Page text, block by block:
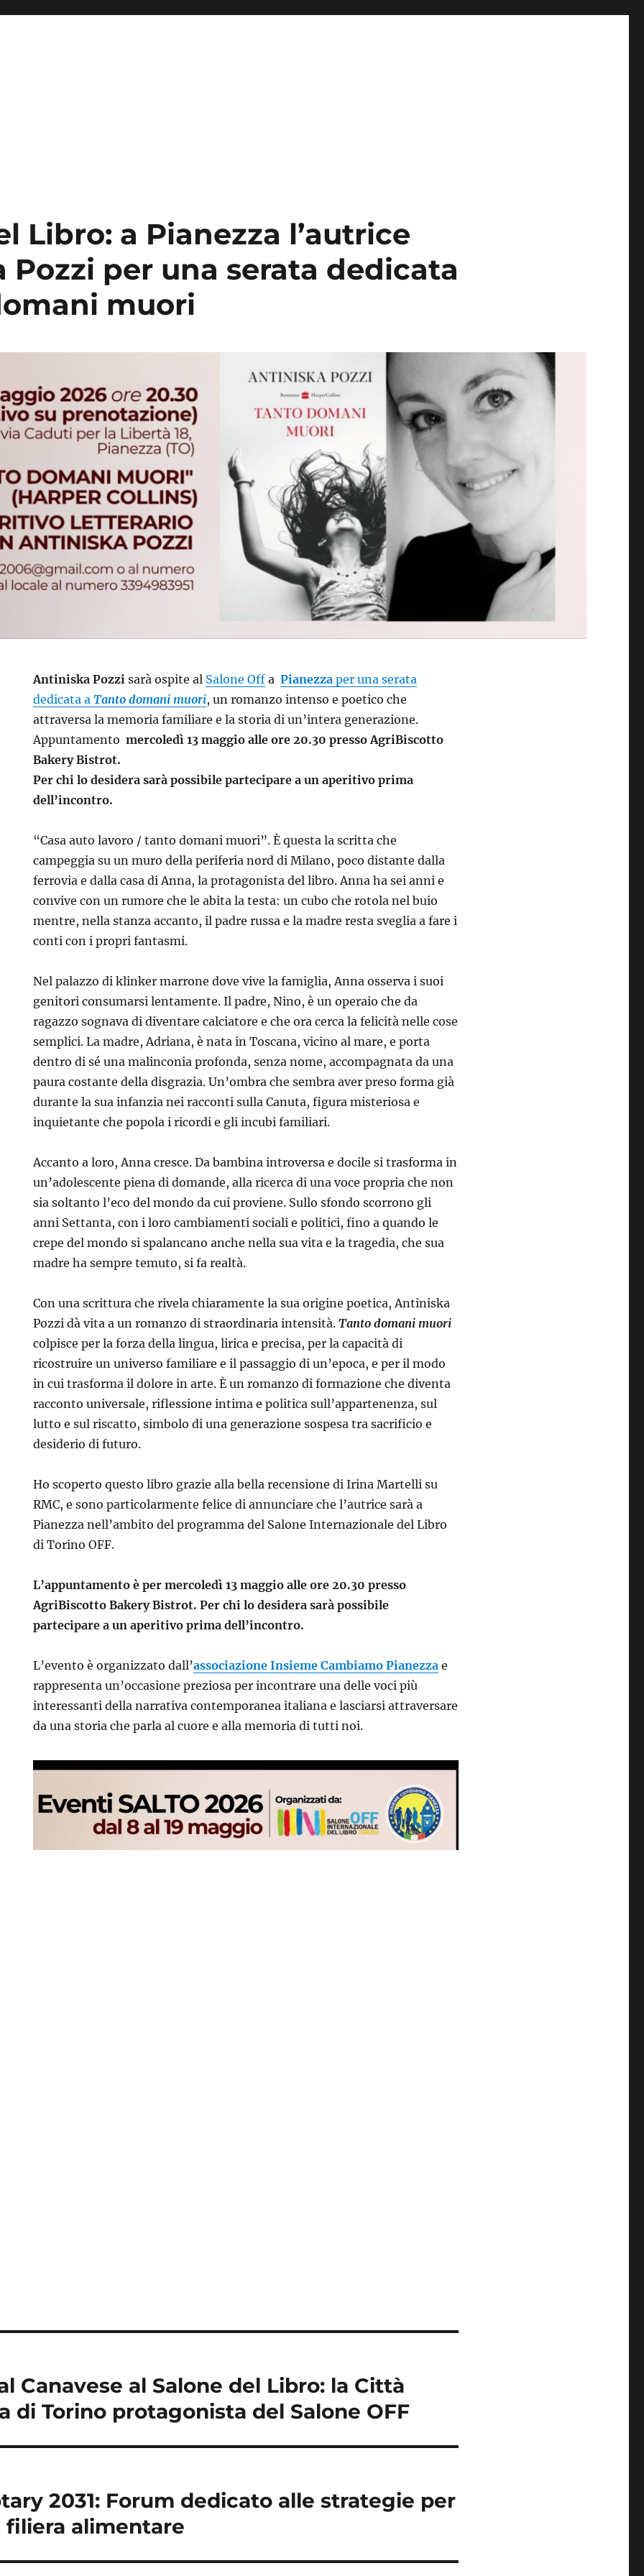
Libro: a Pianezza l’autrice
per una serata dedicata
muori
Antiniska Pozzi sarà ospite al Salone Off aPianezza per una serata
dedicata aTanto domani muori, un romanzo intenso e poetico che
attraversa la memoria familiare e la storia di un’intera generazione.
Appuntamentomercoledì 13 maggio alle ore 20.30 presso AgriBiscotto
Bakery Bistrot.
Per chi lo desidera sarà possibile partecipare a un aperitivo prima
dell’incontro.
“Casa auto lavoro / tanto domani muori”. È questa la scritta che
campeggia su un muro della periferia nord di Milano, poco distante dalla
ferrovia e dalla casa di Anna, la protagonista del libro. Anna ha sei anni e
convive con un rumore che le abita la testa: un cubo che rotola nel buio
mentre, nella stanza accanto, il padre russa e la madre resta sveglia a fare i
conti con i propri fantasmi.
Nel palazzo di klinker marrone dove vive la famiglia, Anna osserva i suoi
genitori consumarsi lentamente. Il padre, Nino, è un operaio che da
ragazzo sognava di diventare calciatore e che ora cerca la felicità nelle cose
semplici. La madre, Adriana, è nata in Toscana, vicino al mare, e porta
dentro di sé una malinconia profonda, senza nome, accompagnata da una
paura costante della disgrazia. Un’ombra che sembra aver preso forma già
durante la sua infanzia nei racconti sulla Canuta, figura misteriosa e
inquietante che popola i ricordi e gli incubi familiari.
Accanto a loro, Anna cresce. Da bambina introversa e docile si trasforma in
un’adolescente piena di domande, alla ricerca di una voce propria che non
sia soltanto l’eco del mondo da cui proviene. Sullo sfondo scorrono gli
anni Settanta, con i loro cambiamenti sociali e politici, fino a quando le
crepe del mondo si spalancano anche nella sua vita e la tragedia, che sua
madre ha sempre temuto, si fa realtà.
Con una scrittura che rivela chiaramente la sua origine poetica, Antiniska
Pozzi dà vita a un romanzo di straordinaria intensità.Tanto domani muori
colpisce per la forza della lingua, lirica e precisa, per la capacità di
ricostruire un universo familiare e il passaggio di un’epoca, e per il modo
in cui trasforma il dolore in arte. È un romanzo di formazione che diventa
racconto universale, riflessione intima e politica sull’appartenenza, sul
lutto e sul riscatto, simbolo di una generazione sospesa tra sacrificio e
desiderio di futuro.
Ho scoperto questo libro grazie alla bella recensione di Irina Martelli su
RMC, e sono particolarmente felice di annunciare che l’autrice sarà a
Pianezza nell’ambito del programma del Salone Internazionale del Libro
di Torino OFF.
L’appuntamento è per mercoledì 13 maggio alle ore 20.30 presso
AgriBiscotto Bakery Bistrot. Per chi lo desidera sarà possibile
partecipare a un aperitivo prima dell’incontro.
L’evento è organizzato dall’associazione Insieme Cambiamo Pianezza e
rappresenta un’occasione preziosa per incontrare una delle voci più
interessanti della narrativa contemporanea italiana e lasciarsi attraversare
da una storia che parla al cuore e alla memoria di tutti noi.
Canavese al Salone del Libro: la Città
di Torino protagonista del Salone OFF
2031: Forum dedicato alle strategie per
filiera alimentare